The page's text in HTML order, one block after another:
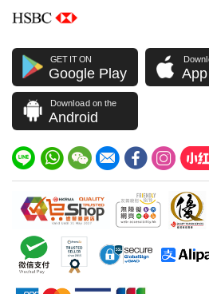
GET IT ON
Google Play
Download on the
Android